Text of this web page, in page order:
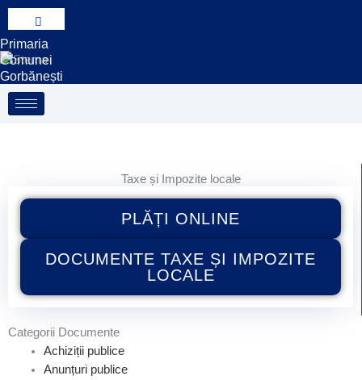
Treci
conținut
Primaria
Comunei
Gorbănești
Taxe și Impozite locale
PLĂȚI ONLINE
DOCUMENTE TAXE ȘI IMPOZITE
LOCALE
Categorii Documente
Achiziții publice
Anunțuri publice